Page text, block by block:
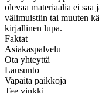
olevaa materiaalia ei saa
välimuistiin tai muuten
kirjallinen lupa.
Faktat
Asiakaspalvelu
Ota yhteyttä
Lausunto
Vapaita paikkoja
Tee vinkki